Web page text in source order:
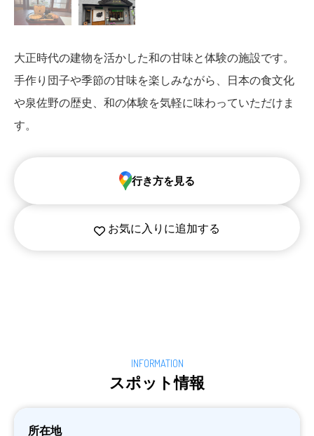
大正時代の建物を活かした和の甘味と体験の施設です。
手作り団子や季節の甘味を楽しみながら、日本の食文化
や泉佐野の歴史、和の体験を気軽に味わっていただけま
す。
お気に入りに追加する
行き方を見る
スポット情報
所在地